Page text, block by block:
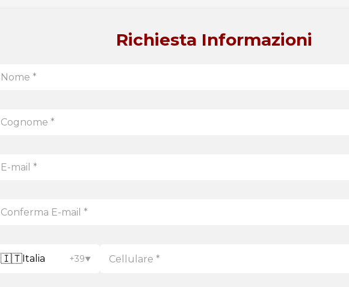
Richiesta Informazioni
🇮🇹Italia +39▼